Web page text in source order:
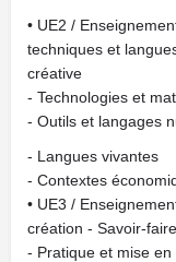
• UE2 /
techniques et
créative
- Technologies et
- Outils et langages
- Langues vivantes
- Contextes
• UE3 /
création - Savoir-
- Pratique et mise